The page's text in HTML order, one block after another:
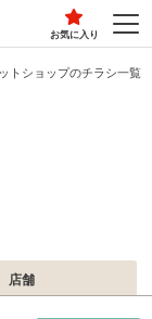
お気に入り
トショップのチラシ一覧
店舗